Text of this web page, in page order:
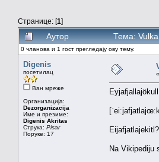
Странице: [1]
Аутор Тема:
0 чланова и 1 гост прегледају ову тему.
Digenis
посетилац
Ван мреже
Организација:
Dezorganizacija
Име и презиме:
Digenis Akritas
Струка: Pisar
Поруке: 17
«
Eyjafjallajökull.
Eijafjatlajekitl?
Na Vikipediju